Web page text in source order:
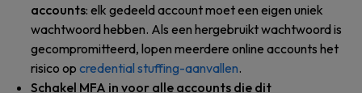
accounts: elk gedeeld account moet een eigen uniek
wachtwoord hebben. Als een hergebruikt wachtwoord is
gecompromitteerd, lopen meerdere online accounts het
risico op credential stuffing-aanvallen.
Schakel MFA in voor alle accounts die dit